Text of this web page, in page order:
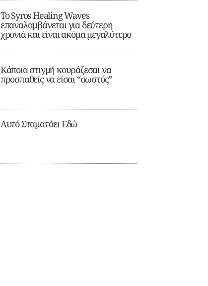
Το Syros Healing Waves
επαναλαμβάνεται για δεύτερη
χρονιά και είναι ακόμα μεγαλύτερο
Κάποια στιγμή κουράζεσαι να
προσπαθείς να είσαι “σωστός”
Αυτό Σταματάει Εδώ